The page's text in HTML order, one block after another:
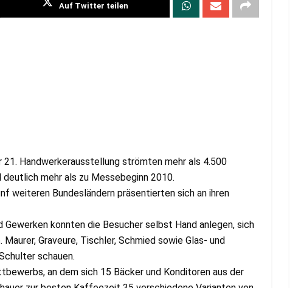
Auf Twitter teilen
Handwerkerausstellung strömten mehr als 4.500
mehr als zu Messebeginn 2010.
weiteren Bundesländern präsentierten sich an ihren
Gewerken konnten die Besucher selbst Hand anlegen, sich
Graveure, Tischler, Schmied sowie Glas- und
schauen.
an dem sich 15 Bäcker und Konditoren aus der